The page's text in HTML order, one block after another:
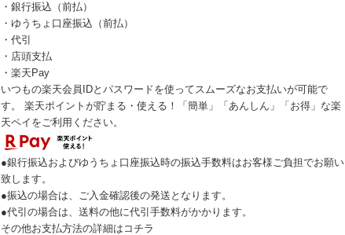
・銀行振込（前払）
・ゆうちょ口座振込（前払）
・代引
・店頭支払
・楽天Pay
いつもの楽天会員IDとパスワードを使ってスムーズなお支払いが可能で
す。 楽天ポイントが貯まる・使える！「簡単」「あんしん」「お得」な楽
天ペイをご利用ください。
●銀行振込およびゆうちょ口座振込時の振込手数料はお客様ご負担でお願い
致します。
●振込の場合は、ご入金確認後の発送となります。
●代引の場合は、送料の他に代引手数料がかかります。
その他お支払方法の詳細はコチラ